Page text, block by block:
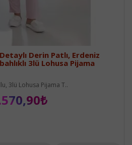
Derin Patlı, Erdeniz
3lü Lohusa Pijama
3lü Lohusa Pijama T..